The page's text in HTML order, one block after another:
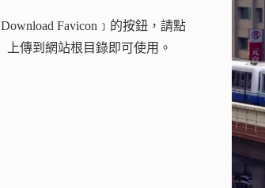
Favicon﹞的按鈕，請點
上傳到網站根目錄即可使用。